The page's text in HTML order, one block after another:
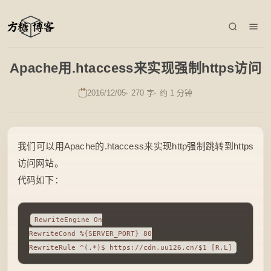
Apache用.htaccess来实现强制https访问
2016/12/05 270 字 约 1 分钟
我们可以用Apache的.htaccess来实现http强制跳转到https
访问网站。
代码如下：
RewriteEngine On
RewriteCond %{SERVER_PORT} 80
RewriteRule ^(.*)$ https://cdn.uu126.cn/$1 [R,L]